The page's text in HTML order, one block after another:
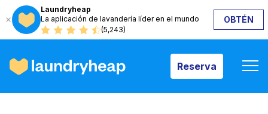
Laundryheap
La aplicación de lavandería líder en el mundo
(5,243)
OBTÉN
Reserva
Reserva
Cómo funciona